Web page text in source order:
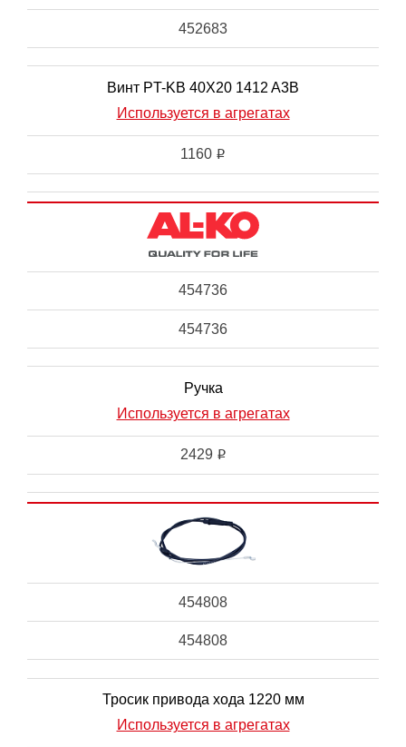
452683
Винт PT-KB 40X20 1412 A3B
Используется в агрегатах
1160 i
454736
454736
Ручка
Используется в агрегатах
2429 i
454808
454808
Тросик привода хода 1220 мм
Используется в агрегатах